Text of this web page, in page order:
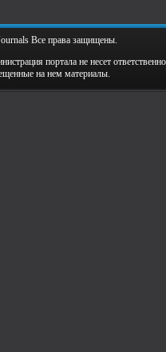
Все права защищены.
портала не несет
на нем материалы.